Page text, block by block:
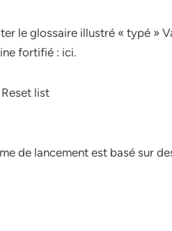
le glossaire illustré « typé »
fortifié : ici.
Reset list
de lancement est basé sur